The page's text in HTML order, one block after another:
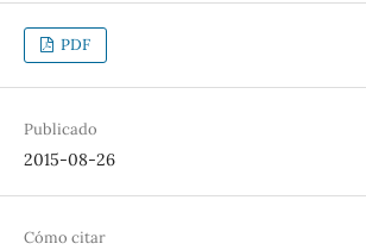
PDF
Publicado
2015-08-26
Cómo citar